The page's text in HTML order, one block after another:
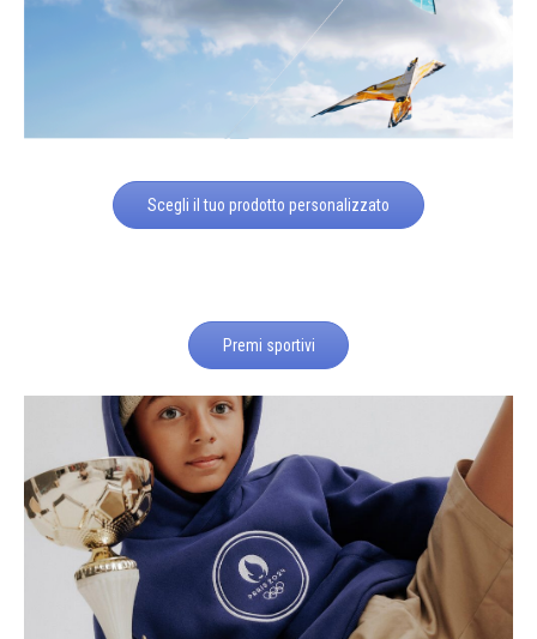
Scegli il tuo prodotto personalizzato
Premi sportivi